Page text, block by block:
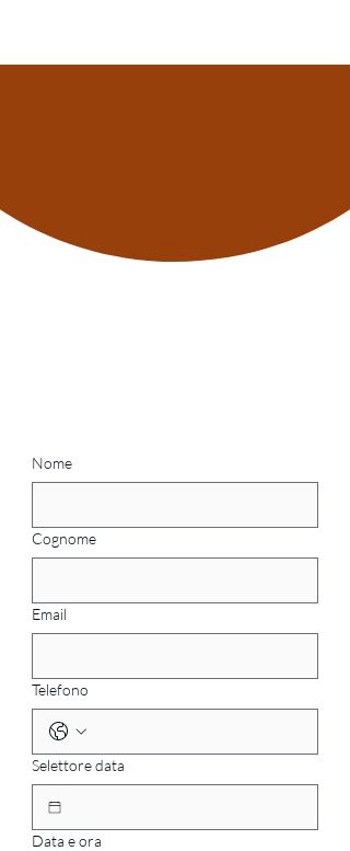
Nome
Cognome
Email
Telefono
Selettore data
Data e ora